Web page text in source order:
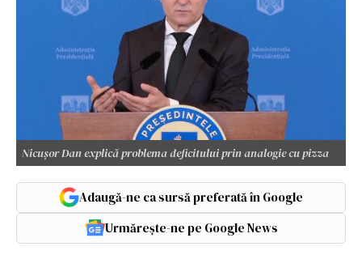
Nicușor Dan explică problema deficitului prin analogie cu pizza
Adaugă-ne ca sursă preferată în Google
Urmărește-ne pe Google News